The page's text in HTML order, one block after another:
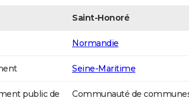
Saint-Honoré
Normandie
Seine-Maritime
public de
Communauté de